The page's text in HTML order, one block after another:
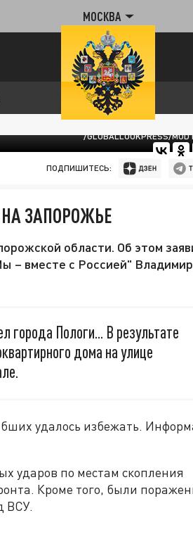
МОСКВА
/GLOBALLOOKPRESS/MOD
ПОДПИШИТЕСЬ:
ЗАПОРОЖЬЕ
области. Об этом
– вместе с Россией" Владимир
города Пологи... В результате
дома на улице
удалось избежать.
ударов по местам скопления
Кроме того, были
ВСУ.